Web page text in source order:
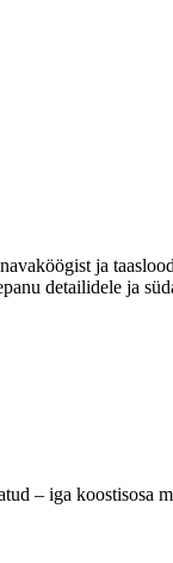
ja
detailidele ja
– iga koostisosa